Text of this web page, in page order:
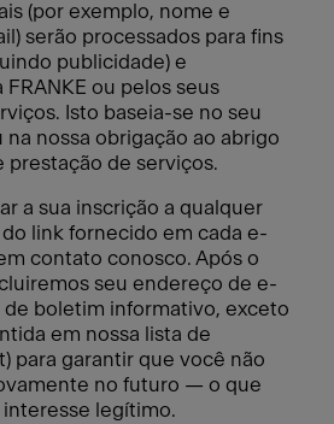
(por exemplo, nome e
serão processados para fins
publicidade) e
ou pelos seus
Isto baseia-se no seu
nossa obrigação ao abrigo
de serviços.
a sua inscrição a qualquer
link fornecido em cada e-
contato conosco. Após o
seu endereço de e-
de boletim informativo, exceto
em nossa lista de
para garantir que você não
no futuro — o que
legítimo.